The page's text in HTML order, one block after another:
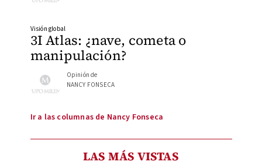
3I Atlas: ¿nave, cometa o
manipulación?
Visión global
Opinión de
NANCY FONSECA
Ir a las columnas de Nancy Fonseca
LAS MÁS VISTAS